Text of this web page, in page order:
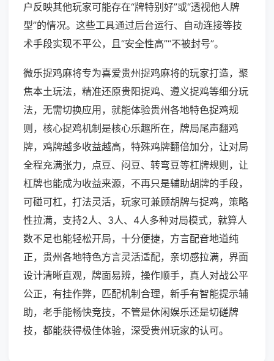
户反映其他玩家可能存在“牌特别好”或“透视他人牌
型”的情况。这些工具通过后台运行、自动连接等技
术手段实现不平公，且“安全性高”“不被封号”。
微乐捉鸡麻将专为喜爱贵州捉鸡麻将的玩家打造，聚
焦本土玩法，精准还原贵阳捉鸡、遵义捉鸡等细分玩
法，无需切换应用，就能体验贵州各地特色捉鸡规
则，核心捉鸡机制是核心乐趣所在，牌局尾声翻鸡
牌，鸡牌越多收益越高，特殊鸡牌翻倍加分，让对局
全程充满张力，点豆、闷豆、转弯豆等杠牌规则，让
杠牌也能成为收益来源，不再只是辅助胡牌的手段，
可碰可杠，打法灵活，玩家可兼顾胡牌与捉鸡，策略
性拉满，支持2人、3人、4人多种对局模式，就算人
数不足也能轻松开局，十分便捷，方言配音地道纯
正，贵州各地特色方言灵活适配，亲切感拉满，界面
设计清晰直观，牌面易辨，操作顺手，真人对战公平
公正，有挂作弊，匹配机制合理，新手有智能提示辅
助，老手能畅快竞技，不管是休闲娱乐还是切磋牌
技，都能获得极佳体验，深受贵州玩家的认可。